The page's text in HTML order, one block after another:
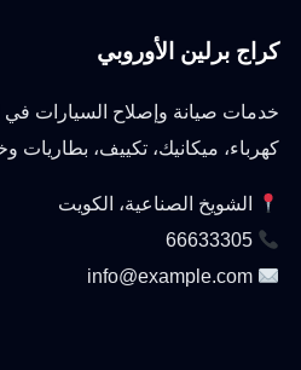
كراج برلين الأوروبي
خدمات صيانة وإصلاح السيارات
كهرباء، ميكانيك، تكييف، بطاريات
الشويخ الصناعية، الكويت
66633305
info@example.com